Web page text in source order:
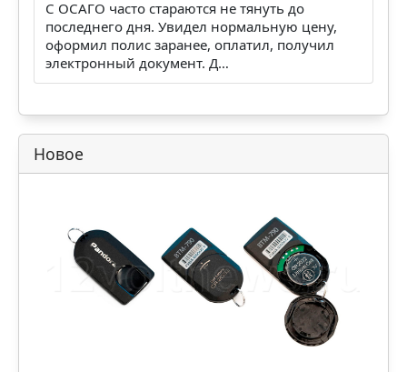
После дождя поднял коврик багажника
– в нише запаски вода: г…
После дождя открываю багажник, поднимаю
коврик пола, а в нише запасного колеса уже
стоит вода. Первая мысль обычно бытовая: